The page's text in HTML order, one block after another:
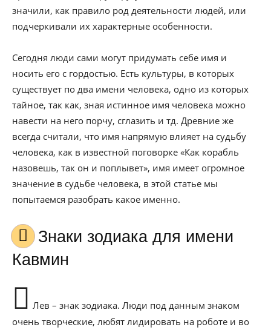
значили, как правило род деятельности людей, или
подчеркивали их характерные особенности.
Сегодня люди сами могут придумать себе имя и
носить его с гордостью. Есть культуры, в которых
существует по два имени человека, одно из которых
тайное, так как, зная истинное имя человека можно
навести на него порчу, сглазить и тд. Древние же
всегда считали, что имя напрямую влияет на судьбу
человека, как в известной поговорке «Как корабль
назовешь, так он и поплывет», имя имеет огромное
значение в судьбе человека, в этой статье мы
попытаемся разобрать какое именно.
Знаки зодиака для имени
Кавмин
Лев – знак зодиака. Люди под данным знаком
очень творческие, любят лидировать на роботе и во